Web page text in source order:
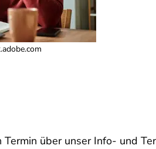
Termin über unser Info- und